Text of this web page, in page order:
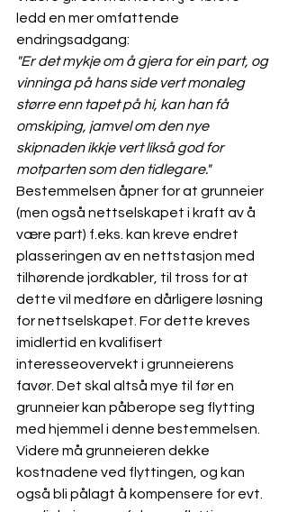
ledd en mer omfattende
endringsadgang:
"Er det mykje om å gjera for ein part, og
vinninga på hans side vert monaleg
større enn tapet på hi, kan han få
omskiping, jamvel om den nye
skipnaden ikkje vert likså god for
motparten som den tidlegare."
Bestemmelsen åpner for at grunneier
(men også nettselskapet i kraft av å
være part) f.eks. kan kreve endret
plasseringen av en nettstasjon med
tilhørende jordkabler, til tross for at
dette vil medføre en dårligere løsning
for nettselskapet. For dette kreves
imidlertid en kvalifisert
interesseovervekt i grunneierens
favør. Det skal altså mye til før en
grunneier kan påberope seg flytting
med hjemmel i denne bestemmelsen.
Videre må grunneieren dekke
kostnadene ved flyttingen, og kan
også bli pålagt å kompensere for evt.